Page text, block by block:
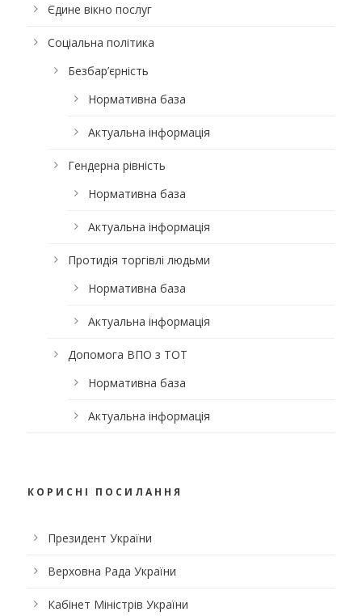
Єдине вікно послуг
Соціальна політика
Безбар’єрність
Нормативна база
Актуальна інформація
Гендерна рівність
Нормативна база
Актуальна інформація
Протидія торгівлі людьми
Нормативна база
Актуальна інформація
Допомога ВПО з ТОТ
Нормативна база
Актуальна інформація
КОРИСНІ ПОСИЛАННЯ
Президент України
Верховна Рада України
Кабінет Міністрів України